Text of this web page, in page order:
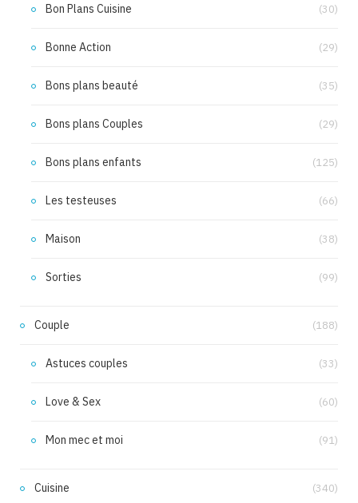
Bon Plans Cuisine (30)
Bonne Action (29)
Bons plans beauté (35)
Bons plans Couples (29)
Bons plans enfants (125)
Les testeuses (66)
Maison (38)
Sorties (99)
Couple (188)
Astuces couples (33)
Love & Sex (60)
Mon mec et moi (91)
Cuisine (340)